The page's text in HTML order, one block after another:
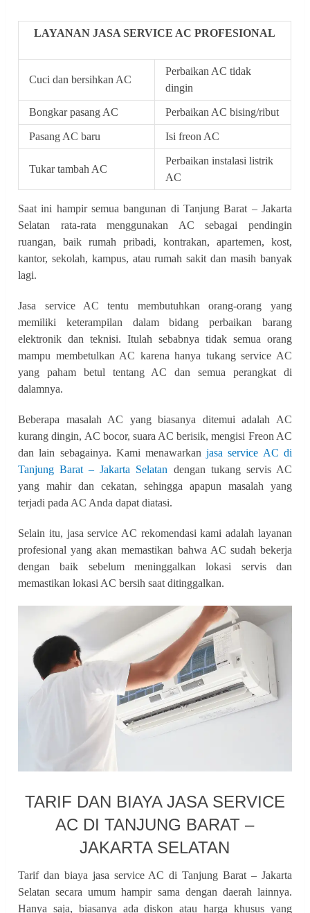
LAYANAN JASA SERVICE AC PROFESIONAL
Cuci dan bersihkan AC
Perbaikan AC tidak
dingin
Bongkar pasang AC Perbaikan AC bising/ribut
Pasang AC baru Isi freon AC
Tukar tambah AC
Perbaikan instalasi listrik
AC
Saat ini hampir semua bangunan di Tanjung Barat – Jakarta
Selatan rata-rata menggunakan AC sebagai pendingin
ruangan, baik rumah pribadi, kontrakan, apartemen, kost,
kantor, sekolah, kampus, atau rumah sakit dan masih banyak
lagi.
Jasa service AC tentu membutuhkan orang-orang yang
memiliki keterampilan dalam bidang perbaikan barang
elektronik dan teknisi. Itulah sebabnya tidak semua orang
mampu membetulkan AC karena hanya tukang service AC
yang paham betul tentang AC dan semua perangkat di
dalamnya.
Beberapa masalah AC yang biasanya ditemui adalah AC
kurang dingin, AC bocor, suara AC berisik, mengisi Freon AC
dan lain sebagainya. Kami menawarkanjasa service AC di
Tanjung Barat – Jakarta Selatan dengan tukang servis AC
yang mahir dan cekatan, sehingga apapun masalah yang
terjadi pada AC Anda dapat diatasi.
Selain itu, jasa service AC rekomendasi kami adalah layanan
profesional yang akan memastikan bahwa AC sudah bekerja
dengan baik sebelum meninggalkan lokasi servis dan
memastikan lokasi AC bersih saat ditinggalkan.
TARIF DAN BIAYA JASA SERVICE
AC DI TANJUNG BARAT –
JAKARTA SELATAN
Tarif dan biaya jasa service AC di Tanjung Barat – Jakarta
Selatan secara umum hampir sama dengan daerah lainnya.
Hanya saja, biasanya ada diskon atau harga khusus yang